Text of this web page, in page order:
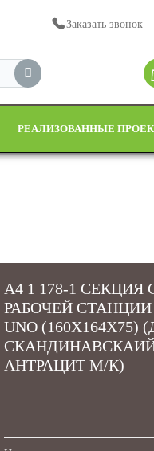
Заказать звонок
РЕАЛИЗОВАННЫЕ
A4 1 178-1 СЕКЦИЯ
РАБОЧЕЙ
UNO (160X164X75)
АНТРАЦИТ М/К)